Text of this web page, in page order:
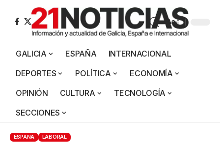
Aa
GALICIA ESPAÑA
INTERNACIONAL
DEPORTES
POLÍTICA
ECONOMÍA
OPINIÓN
CULTURA
TECNOLOGÍA
SECCIONES
ESPAÑA LABORAL